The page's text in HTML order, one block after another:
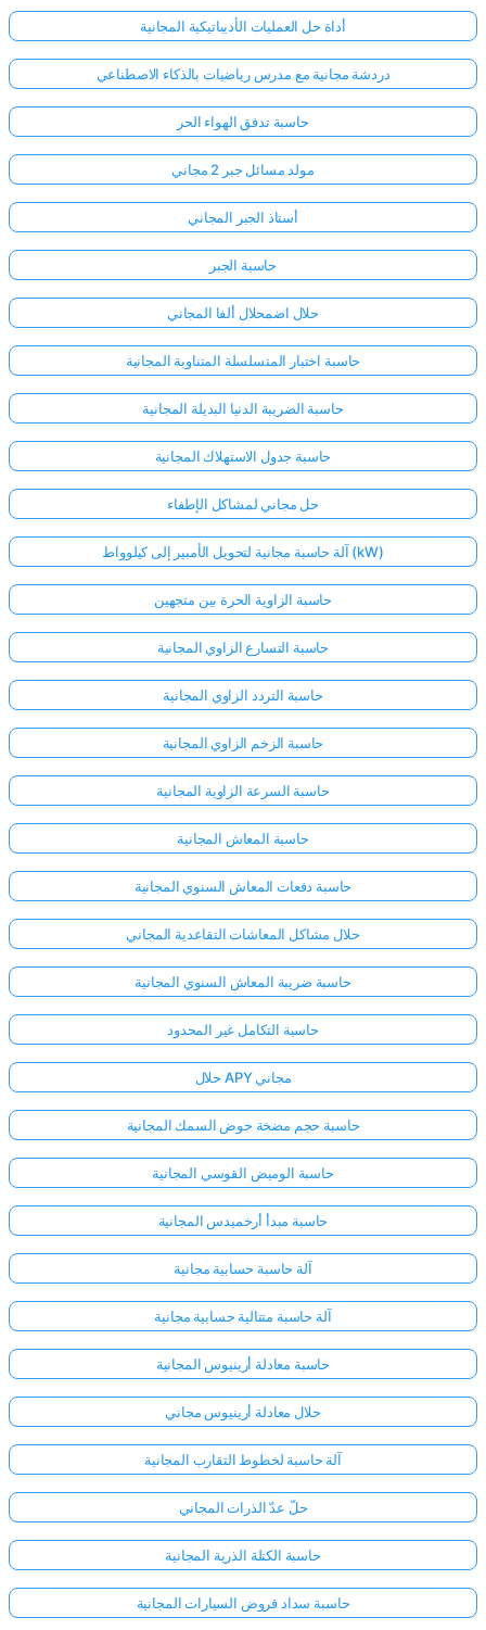
أداة حل العمليات الأديباتيكية المجانية
دردشة مجانية مع مدرس رياضيات بالذكاء الاصطناعي
حاسبة تدفق الهواء الحر
مولد مسائل جبر 2 مجاني
أستاذ الجبر المجاني
حاسبة الجبر
حلال اضمحلال ألفا المجاني
حاسبة اختبار المتسلسلة المتناوبة المجانية
حاسبة الضريبة الدنيا البديلة المجانية
حاسبة جدول الاستهلاك المجانية
حل مجاني لمشاكل الإطفاء
آلة حاسبة مجانية لتحويل الأمبير إلى كيلوواط (kW)
حاسبة الزاوية الحرة بين متجهين
حاسبة التسارع الزاوي المجانية
حاسبة التردد الزاوي المجانية
حاسبة الزخم الزاوي المجانية
حاسبة السرعة الزاوية المجانية
حاسبة المعاش المجانية
حاسبة دفعات المعاش السنوي المجانية
حلال مشاكل المعاشات التقاعدية المجاني
حاسبة ضريبة المعاش السنوي المجانية
حاسبة التكامل غير المحدود
حلال APY مجاني
حاسبة حجم مضخة حوض السمك المجانية
حاسبة الوميض القوسي المجانية
حاسبة مبدأ أرخميدس المجانية
آلة حاسبة حسابية مجانية
آلة حاسبة متتالية حسابية مجانية
حاسبة معادلة أرينيوس المجانية
حلال معادلة أرينيوس مجاني
آلة حاسبة لخطوط التقارب المجانية
حلّ عدّ الذرات المجاني
حاسبة الكتلة الذرية المجانية
حاسبة سداد قروض السيارات المجانية